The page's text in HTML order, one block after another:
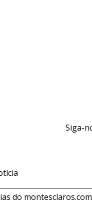
Siga-
do montesclaros.com